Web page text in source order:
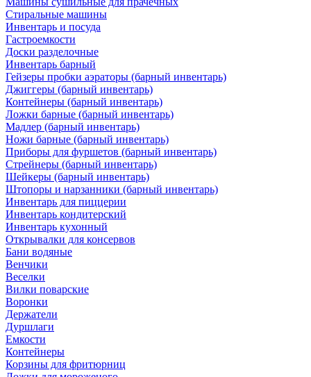
Стиральные машины
Инвентарь и посуда
Гастроемкости
Доски разделочные
Инвентарь барный
Гейзеры пробки аэраторы (барный инвентарь)
Джиггеры (барный инвентарь)
Контейнеры (барный инвентарь)
Ложки барные (барный инвентарь)
Мадлер (барный инвентарь)
Ножи барные (барный инвентарь)
Приборы для фуршетов (барный инвентарь)
Стрейнеры (барный инвентарь)
Шейкеры (барный инвентарь)
Штопоры и нарзанники (барный инвентарь)
Инвентарь для пиццерии
Инвентарь кондитерский
Инвентарь кухонный
Открывалки для консервов
Бани водяные
Венчики
Веселки
Вилки поварские
Воронки
Держатели
Дуршлаги
Емкости
Контейнеры
Корзины для фритюрниц